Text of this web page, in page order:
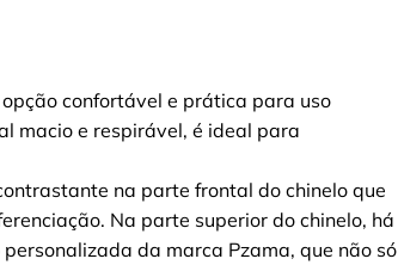
confortável e prática para uso
macio e respirável, é ideal para
na parte frontal do chinelo que
Na parte superior do chinelo, há
da marca Pzama, que não só